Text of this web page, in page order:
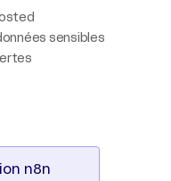
sensibles
n8n